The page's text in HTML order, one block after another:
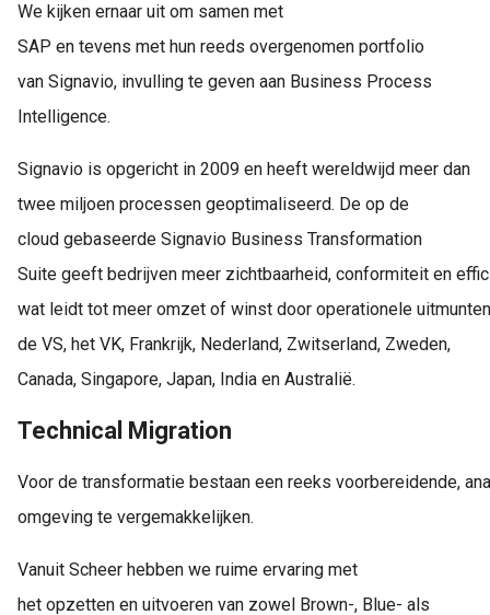
We kijken ernaar uit om samen met
SAP en tevens met hun reeds overgenomen portfolio
van Signavio, invulling te geven aan Business Process
Intelligence.
Signavio is opgericht in 2009 en heeft wereldwijd meer dan
twee miljoen processen geoptimaliseerd. De op de
cloud gebaseerde Signavio Business Transformation
Suite geeft bedrijven meer zichtbaarheid, conformiteit en
wat leidt tot meer omzet of winst door operationele
de VS, het VK, Frankrijk, Nederland, Zwitserland, Zweden,
Canada, Singapore, Japan, India en Australië.
Technical Migration
Voor de transformatie bestaan een reeks voorbereidende,
omgeving te vergemakkelijken.
Vanuit Scheer hebben we ruime ervaring met
het opzetten en uitvoeren van zowel Brown-, Blue- als